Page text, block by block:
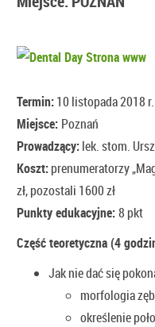
Termin:10 listopada 2018
Miejsce: Poznań
Prowadzący:lek. stom.
Koszt:prenumeratorzy
zł, pozostali 1600 zł
Punkty edukacyjne:8 pkt
Część teoretyczna (4
Jak nie dać się
morfologia
określenie